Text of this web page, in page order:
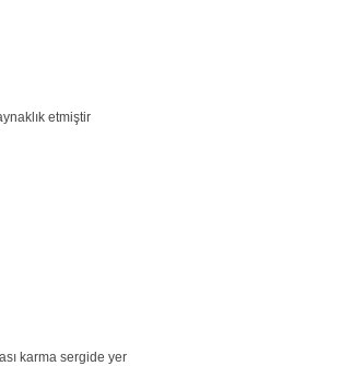
etmiştir
karma sergide yer